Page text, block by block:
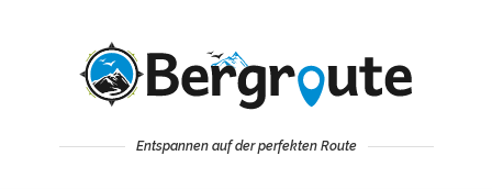
Entspannen auf der perfekten Route